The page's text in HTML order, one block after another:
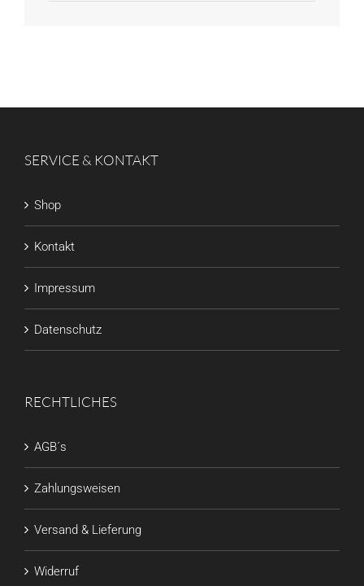
SERVICE & KONTAKT
Shop
Kontakt
Impressum
Datenschutz
RECHTLICHES
AGB´s
Zahlungsweisen
Versand & Lieferung
Widerruf